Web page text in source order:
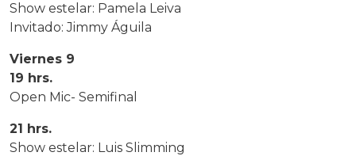
Show estelar: Pamela Leiva
Invitado: Jimmy Águila
Viernes 9
19 hrs.
Open Mic- Semifinal
21 hrs.
Show estelar: Luis Slimming